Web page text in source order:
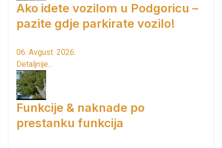
Ako idete vozilom u Podgoricu –
pazite gdje parkirate vozilo!
06. Avgust. 2026.
Detaljnije...
Funkcije & naknade po
prestanku funkcija